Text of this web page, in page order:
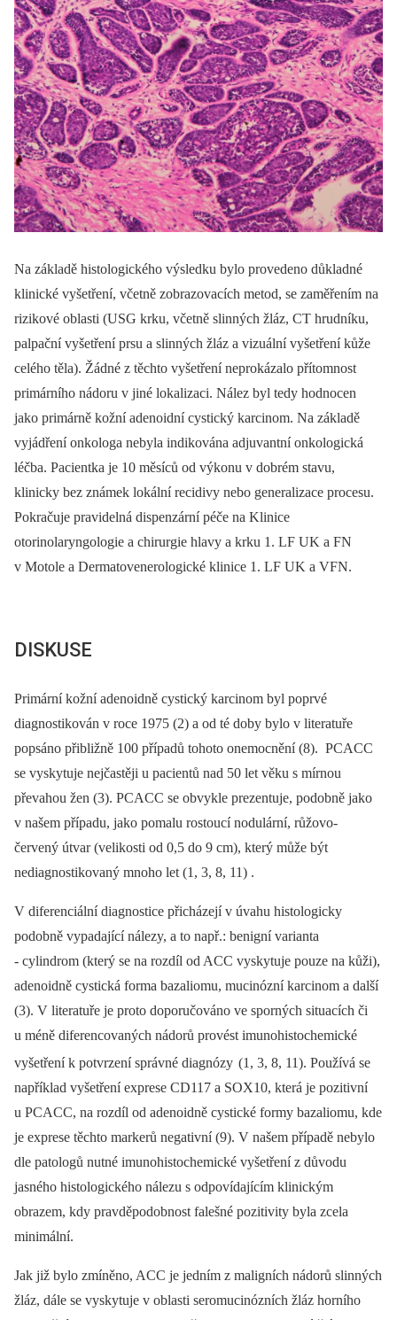
Na základě histologického výsledku bylo provedeno důkladné
klinické vyšetření, včetně zobrazovacích metod, se zaměřením na
rizikové oblasti (USG krku, včetně slinných žláz, CT hrudníku,
palpační vyšetření prsu a slinných žláz a vizuální vyšetření kůže
celého těla). Žádné z těchto vyšetření neprokázalo přítomnost
primárního nádoru v jiné lokalizaci. Nález byl tedy hodnocen
jako primárně kožní adenoidní cystický karcinom. Na základě
vyjádření onkologa nebyla indikována adjuvantní onkologická
léčba. Pacientka je 10 měsíců od výkonu v dobrém stavu,
klinicky bez známek lokální recidivy nebo generalizace procesu.
Pokračuje pravidelná dispenzární péče na Klinice
otorinolaryngologie a chirurgie hlavy a krku 1. LF UK a FN
v Motole a Dermatovenerologické klinice 1. LF UK a VFN.
DISKUSE
Primární kožní adenoidně cystický karcinom byl poprvé
diagnostikován v roce 1975 (2) a od té doby bylo v literatuře
popsáno přibližně 100 případů tohoto onemocnění (8). PCACC
se vyskytuje nejčastěji u pacientů nad 50 let věku s mírnou
převahou žen (3). PCACC se obvykle prezentuje, podobně jako
v našem případu, jako pomalu rostoucí nodulární, růžovo-
červený útvar (velikosti od 0,5 do 9 cm), který může být
nediagnostikovaný mnoho let (1, 3, 8, 11) .
V diferenciální diagnostice přicházejí v úvahu histologicky
podobně vypadající nálezy, a to např.: benigní varianta
-⁠ cylindrom (který se na rozdíl od ACC vyskytuje pouze na kůži),
adenoidně cystická forma bazaliomu, mucinózní karcinom a další
(3). V literatuře je proto doporučováno ve sporných situacích či
u méně diferencovaných nádorů provést imunohistochemické
vyšetření k potvrzení správné diagnózy (1, 3, 8, 11). Používá se
například vyšetření exprese CD117 a SOX10, která je pozitivní
u PCACC, na rozdíl od adenoidně cystické formy bazaliomu, kde
je exprese těchto markerů negativní (9). V našem případě nebylo
dle patologů nutné imunohistochemické vyšetření z důvodu
jasného histologického nálezu s odpovídajícím klinickým
obrazem, kdy pravděpodobnost falešné pozitivity byla zcela
minimální.
Jak již bylo zmíněno, ACC je jedním z maligních nádorů slinných
žláz, dále se vyskytuje v oblasti seromucinózních žláz horního